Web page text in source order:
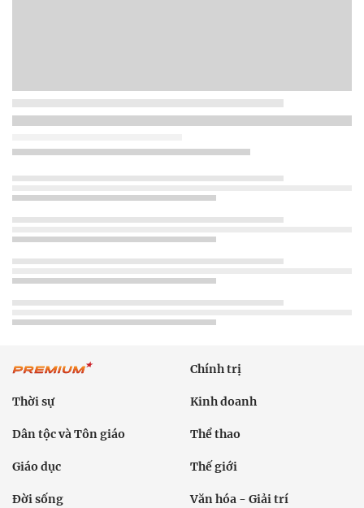
Chính trị
Thời sự Kinh doanh
Dân tộc và Tôn giáo Thể thao
Giáo dục Thế giới
Đời sống Văn hóa - Giải trí